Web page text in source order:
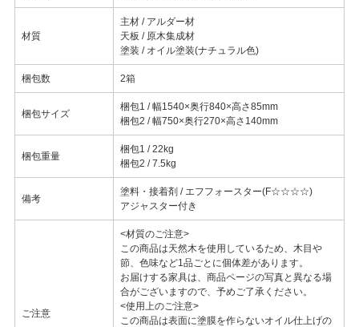
材質
主材 / アルダー材
天板 / 原木集成材
塗装 / オイル塗装(ナチュラル色)
梱包数 2箱
梱包サイズ
梱包1 / 幅1540×奥行840×高さ85mm
梱包2 / 幅750×奥行270×高さ140mm
梱包重量
梱包1 / 22kg
梱包2 / 7.5kg
備考
塗料・接着剤 / エフフォースター(F☆☆☆☆)
アジャスター付き
ご注意
<材質のご注意>
この商品は天然木を使用しているため、木目や
節、色味など1品ごとに個体差があります。
お届けする家具は、商品ページの写真と異なる場
合がございますので、予めご了承ください。
<使用上のご注意>
この商品は表面に塗膜を作らないオイル仕上げの